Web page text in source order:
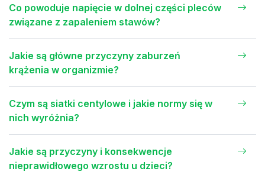
Co powoduje napięcie w dolnej części pleców
związane z zapaleniem stawów?
Jakie są główne przyczyny zaburzeń
krążenia w organizmie?
Czym są siatki centylowe i jakie normy się w
nich wyróżnia?
Jakie są przyczyny i konsekwencje
nieprawidłowego wzrostu u dzieci?